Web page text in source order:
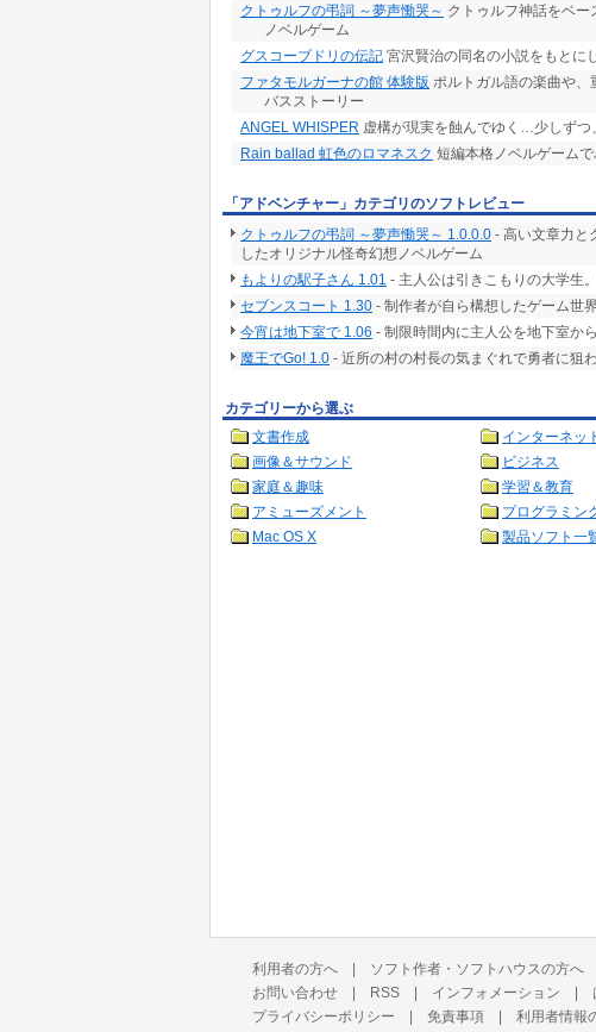
クトゥルフの弔詞 ～夢声慟哭～ クトゥルフ神話をベ
ノベルゲーム
グスコーブドリの伝記 宮沢賢治の同名の小説をもとに
ファタモルガーナの館 体験版 ポルトガル語の楽曲や
バスストーリー
ANGEL WHISPER 虚構が現実を蝕んでゆく…少しずつ
Rain ballad 虹色のロマネスク 短編本格ノベルゲーム
「アドベンチャー」カテゴリのソフトレビュー
クトゥルフの弔詞 ～夢声慟哭～ 1.0.0.0 - 高い文章力と
したオリジナル怪奇幻想ノベルゲーム
もよりの駅子さん 1.01 - 主人公は引きこもりの大学生
セブンスコート 1.30 - 制作者が自ら構想したゲーム世
今宵は地下室で 1.06 - 制限時間内に主人公を地下室か
魔王でGo! 1.0 - 近所の村の村長の気まぐれで勇者に狙
カテゴリーから選ぶ
文書作成
インターネッ
画像＆サウンド
ビジネス
家庭＆趣味
学習＆教育
アミューズメント
プログラミン
Mac OS X
製品ソフト一
利用者の方へ | ソフト作者・ソフトハウスの方へ
お問い合わせ | RSS | インフォメーション |
プライバシーポリシー | 免責事項 | 利用者情報